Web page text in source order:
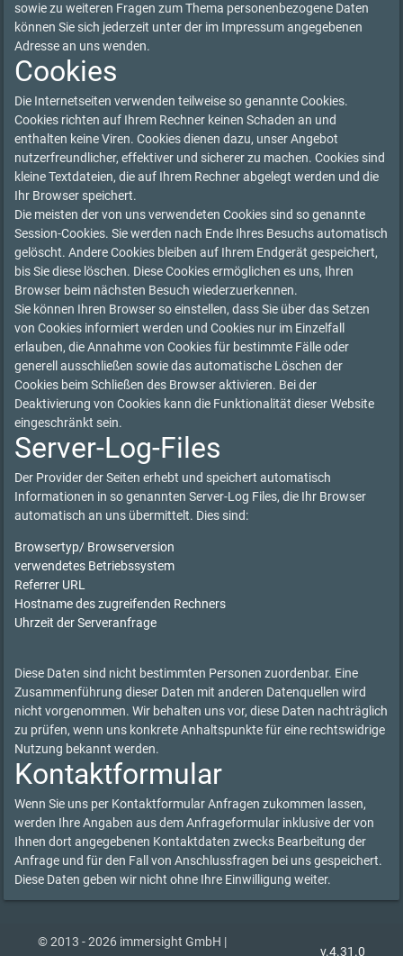
sowie zu weiteren Fragen zum Thema personenbezogene Daten
können Sie sich jederzeit unter der im Impressum angegebenen
Adresse an uns wenden.
Cookies
Die Internetseiten verwenden teilweise so genannte Cookies.
Cookies richten auf Ihrem Rechner keinen Schaden an und
enthalten keine Viren. Cookies dienen dazu, unser Angebot
nutzerfreundlicher, effektiver und sicherer zu machen. Cookies sind
kleine Textdateien, die auf Ihrem Rechner abgelegt werden und die
Ihr Browser speichert.
Die meisten der von uns verwendeten Cookies sind so genannte
Session-Cookies. Sie werden nach Ende Ihres Besuchs automatisch
gelöscht. Andere Cookies bleiben auf Ihrem Endgerät gespeichert,
bis Sie diese löschen. Diese Cookies ermöglichen es uns, Ihren
Browser beim nächsten Besuch wiederzuerkennen.
Sie können Ihren Browser so einstellen, dass Sie über das Setzen
von Cookies informiert werden und Cookies nur im Einzelfall
erlauben, die Annahme von Cookies für bestimmte Fälle oder
generell ausschließen sowie das automatische Löschen der
Cookies beim Schließen des Browser aktivieren. Bei der
Deaktivierung von Cookies kann die Funktionalität dieser Website
eingeschränkt sein.
Server-Log-Files
Der Provider der Seiten erhebt und speichert automatisch
Informationen in so genannten Server-Log Files, die Ihr Browser
automatisch an uns übermittelt. Dies sind:
Browsertyp/ Browserversion
verwendetes Betriebssystem
Referrer URL
Hostname des zugreifenden Rechners
Uhrzeit der Serveranfrage
Diese Daten sind nicht bestimmten Personen zuordenbar. Eine
Zusammenführung dieser Daten mit anderen Datenquellen wird
nicht vorgenommen. Wir behalten uns vor, diese Daten nachträglich
zu prüfen, wenn uns konkrete Anhaltspunkte für eine rechtswidrige
Nutzung bekannt werden.
Kontaktformular
Wenn Sie uns per Kontaktformular Anfragen zukommen lassen,
werden Ihre Angaben aus dem Anfrageformular inklusive der von
Ihnen dort angegebenen Kontaktdaten zwecks Bearbeitung der
Anfrage und für den Fall von Anschlussfragen bei uns gespeichert.
Diese Daten geben wir nicht ohne Ihre Einwilligung weiter.
© 2013 - 2026 immersight GmbH |
v.4.31.0